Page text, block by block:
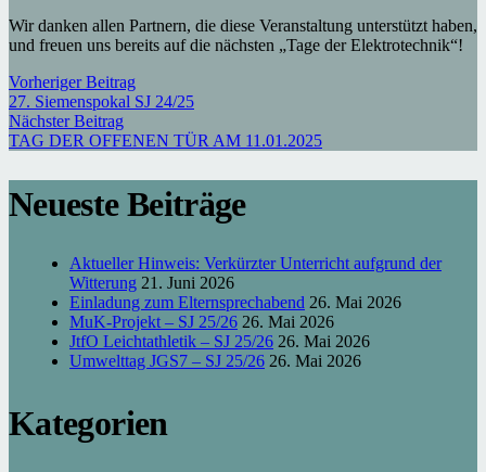
Wir danken allen Partnern, die diese Veranstaltung unterstützt haben,
und freuen uns bereits auf die nächsten „Tage der Elektrotechnik“!
Vorheriger Beitrag
27. Siemenspokal SJ 24/25
Nächster Beitrag
TAG DER OFFENEN TÜR AM 11.01.2025
Neueste Beiträge
Aktueller Hinweis: Verkürzter Unterricht aufgrund der
Witterung 21. Juni 2026
Einladung zum Elternsprechabend 26. Mai 2026
MuK-Projekt – SJ 25/26 26. Mai 2026
JtfO Leichtathletik – SJ 25/26 26. Mai 2026
Umwelttag JGS7 – SJ 25/26 26. Mai 2026
Kategorien